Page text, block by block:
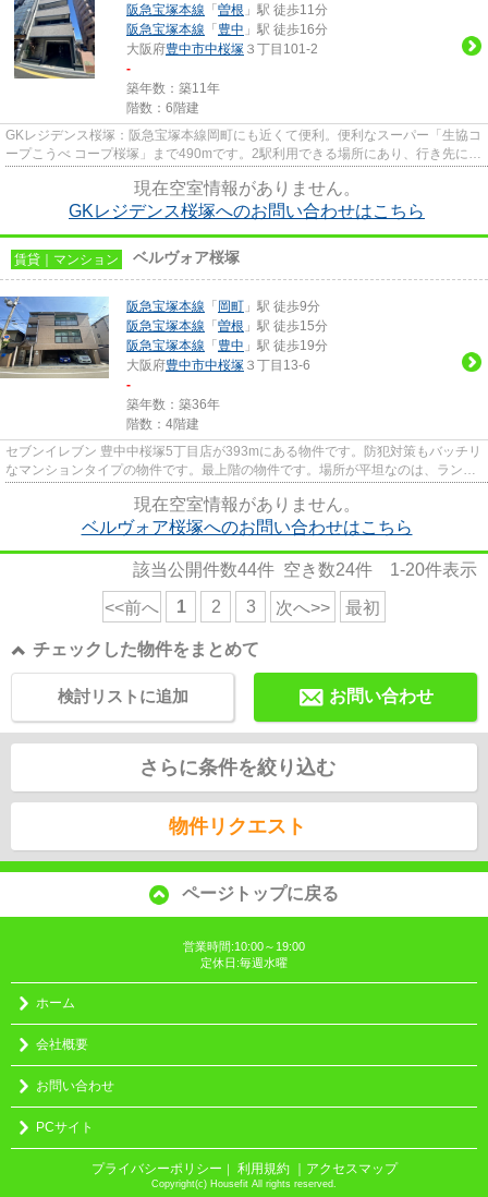
阪急宝塚本線 「 曽根 」駅 徒歩11分
阪急宝塚本線 「 豊中 」駅 徒歩16分
大阪府豊中市中桜塚 ３丁目101-2
-
築年数：築11年
階数：6階建
GKレジデンス桜塚：阪急宝塚本線岡町にも近くて便利。便利なスーパー「生協コ
ープこうべ コープ桜塚」まで490mです。2駅利用できる場所にあり、行き先に応
現在空室情報がありません。
GKレジデンス桜塚へのお問い合わせはこちら
賃貸｜マンション ベルヴォア桜塚
阪急宝塚本線 「 岡町 」駅 徒歩9分
阪急宝塚本線 「 曽根 」駅 徒歩15分
阪急宝塚本線 「 豊中 」駅 徒歩19分
大阪府豊中市中桜塚 ３丁目13-6
-
築年数：築36年
階数：4階建
セブンイレブン 豊中中桜塚5丁目店が393mにある物件です。防犯対策もバッチリ
なマンションタイプの物件です。最上階の物件です。場所が平坦なのは、ランニ
現在空室情報がありません。
ベルヴォア桜塚へのお問い合わせはこちら
該当公開件数44件 空き数24件 1-20件表示
<<前へ 1 2 3 次へ>> 最初
チェックした物件をまとめて
お問い合わせ
検討リストに追加
さらに条件を絞り込む
物件リクエスト
ページトップに戻る
営業時間:10:00～19:00
定休日:毎週水曜
ホーム
会社概要
お問い合わせ
PCサイト
プライバシーポリシー ｜ 利用規約 ｜アクセスマップ
Copyright(c) Housefit All rights reserved.